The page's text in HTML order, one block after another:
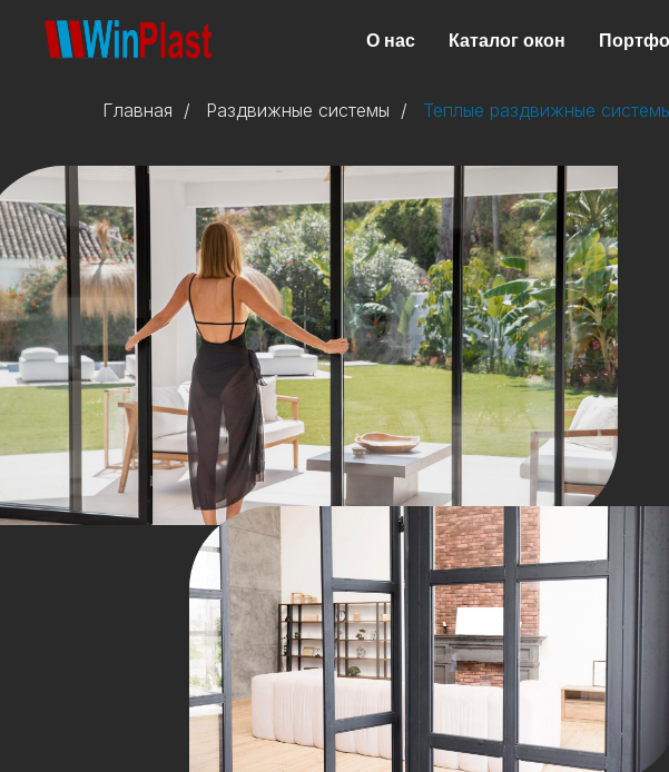
О нас Каталог окон
Главная / Раздвижные системы / Теплые раздвижные